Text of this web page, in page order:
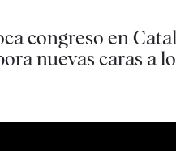
congreso en
nuevas caras a